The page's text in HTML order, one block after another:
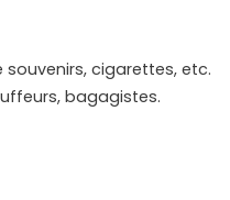
cigarettes, etc.
bagagistes.